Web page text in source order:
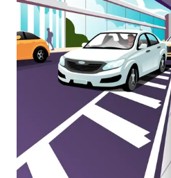
datę.
Naciśnij
klawisz
„Escape”,
aby
zamknąć
kalendarz.